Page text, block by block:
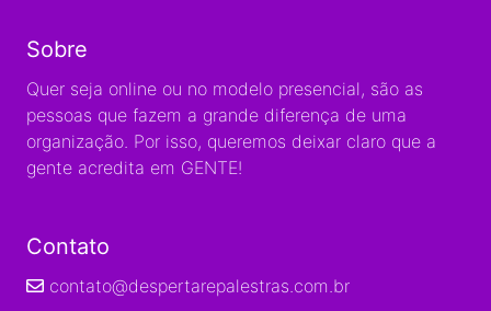
Sobre
Quer seja online ou no modelo presencial, são as
pessoas que fazem a grande diferença de uma
organização. Por isso, queremos deixar claro que a
gente acredita em GENTE!
Contato
contato@despertarepalestras.com.br